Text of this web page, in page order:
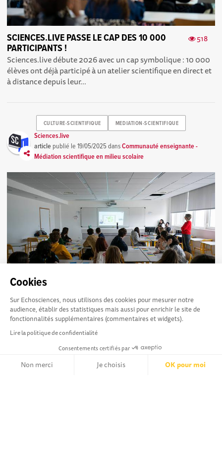
Cookies
Sur Echosciences, nous utilisons des cookies pour mesurer notre
audience, établir des statistiques mais aussi pour enrichir le site de
fonctionnalités supplémentaires (commentaires et widgets).
Lire la politique de confidentialité
Consentements certifiés par
Non merci Je choisis OK pour moi
518
SCIENCES.LIVE PASSE LE CAP DES 10 000
PARTICIPANTS !
Sciences.live débute 2026 avec un cap symbolique : 10 000
élèves ont déjà participé à un atelier scientifique en direct et
à distance depuis leur...
CULTURE-SCIENTIFIQUE MEDIATION-SCIENTIFIQUE
Sciences.live
article publié le19/05/2025dansCommunauté enseignante -
Médiation scientifique en milieu scolaire
Sciences.live : Déjà 5000 participants !
Depuis son lancement, le programme SCIENCES.LIVE
comptabilise 225 séances effectuées dans des classes de CP
à la terminale. Ce n’est pas moins de...